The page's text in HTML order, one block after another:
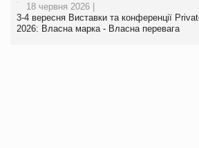
18 червня 2026 |
3-4 вересня Виставки та конференції
2026: Власна марка - Власна перевага